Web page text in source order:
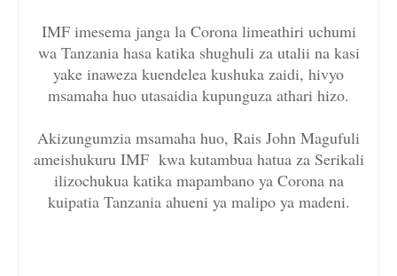
IMF imesema janga la Corona limeathiri uchumi
wa Tanzania hasa katika shughuli za utalii na kasi
yake inaweza kuendelea kushuka zaidi, hivyo
msamaha huo utasaidia kupunguza athari hizo.
Akizungumzia msamaha huo, Rais John Magufuli
ameishukuru IMF kwa kutambua hatua za Serikali
ilizochukua katika mapambano ya Corona na
kuipatia Tanzania ahueni ya malipo ya madeni.